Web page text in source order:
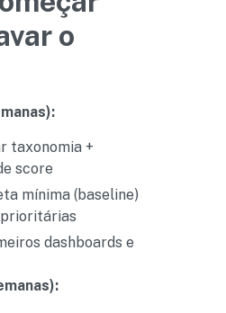
o
taxonomia +
score
mínima (baseline)
dashboards e